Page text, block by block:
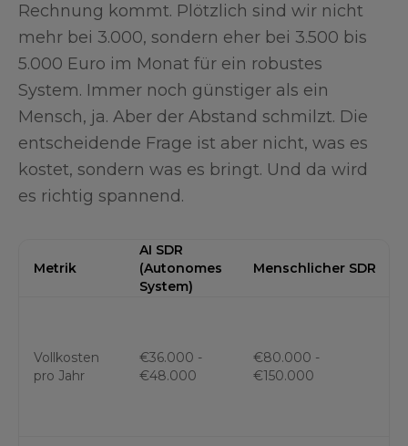
Rechnung kommt. Plötzlich sind wir nicht
mehr bei 3.000, sondern eher bei 3.500 bis
5.000 Euro im Monat für ein robustes
System. Immer noch günstiger als ein
Mensch, ja. Aber der Abstand schmilzt. Die
entscheidende Frage ist aber nicht, was es
kostet, sondern was es bringt. Und da wird
es richtig spannend.
Metrik
AI SDR
(Autonomes
System)
Menschlicher SDR
Vollkosten
pro Jahr
€36.000 -
€48.000
€80.000 -
€150.000